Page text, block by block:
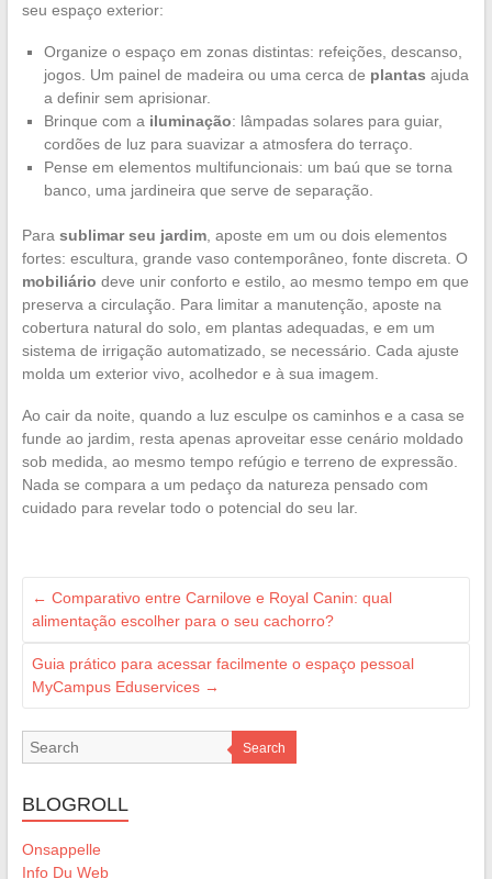
seu espaço exterior:
Organize o espaço em zonas distintas: refeições, descanso,
jogos. Um painel de madeira ou uma cerca de plantas ajuda
a definir sem aprisionar.
Brinque com a iluminação: lâmpadas solares para guiar,
cordões de luz para suavizar a atmosfera do terraço.
Pense em elementos multifuncionais: um baú que se torna
banco, uma jardineira que serve de separação.
Para sublimar seu jardim, aposte em um ou dois elementos
fortes: escultura, grande vaso contemporâneo, fonte discreta. O
mobiliário deve unir conforto e estilo, ao mesmo tempo em que
preserva a circulação. Para limitar a manutenção, aposte na
cobertura natural do solo, em plantas adequadas, e em um
sistema de irrigação automatizado, se necessário. Cada ajuste
molda um exterior vivo, acolhedor e à sua imagem.
Ao cair da noite, quando a luz esculpe os caminhos e a casa se
funde ao jardim, resta apenas aproveitar esse cenário moldado
sob medida, ao mesmo tempo refúgio e terreno de expressão.
Nada se compara a um pedaço da natureza pensado com
cuidado para revelar todo o potencial do seu lar.
← Comparativo entre Carnilove e Royal Canin: qual
alimentação escolher para o seu cachorro?
Guia prático para acessar facilmente o espaço pessoal
MyCampus Eduservices →
Search
BLOGROLL
Onsappelle
Info Du Web